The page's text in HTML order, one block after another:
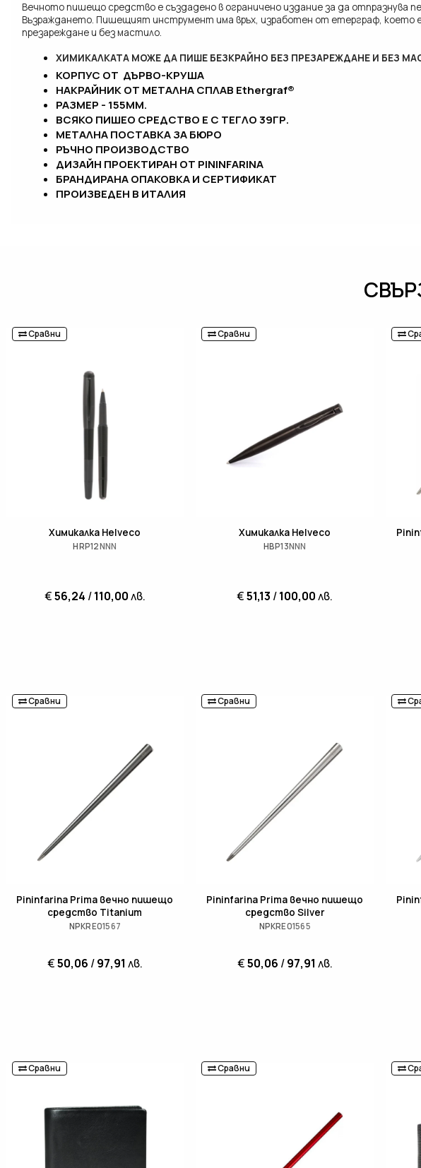
Вечното пишещо средство е създадено в ограничено издание за да отпразнува
Възраждането. Пишещият инструмент има връх, изработен от етерграф, което
презареждане и без мастило.
ХИМИКАЛКАТА МОЖЕ ДА ПИШЕ БЕЗКРАЙНО БЕЗ ПРЕЗАРЕЖДАНЕ И БЕЗ
КОРПУС ОТ ДЪРВО-КРУША
НАКРАЙНИК ОТ МЕТАЛНА СПЛАВ Ethergraf®
РАЗМЕР - 155ММ.
ВСЯКО ПИШЕО СРЕДСТВО Е С ТЕГЛО 39ГР.
МЕТАЛНА ПОСТАВКА ЗА БЮРО
РЪЧНО ПРОИЗВОДСТВО
ДИЗАЙН ПРОЕКТИРАН ОТ PININFARINA
БРАНДИРАНА ОПАКОВКА И СЕРТИФИКАТ
ПРОИЗВЕДЕН В ИТАЛИЯ
Сравни
Химикалка Helveco
HRP12NNN
€56,24 /110,00лв.
Сравни
Химикалка Helveco
HBP13NNN
€51,13 /100,00лв.
Сравни
Pininfarina Prima вечно пишещо
средство Titanium
NPKRE01567
€50,06 /97,91 лв.
Сравни
Pininfarina Prima вечно пишещо
средство Silver
NPKRE01565
€50,06 /97,91 лв.
Сравни Сравни